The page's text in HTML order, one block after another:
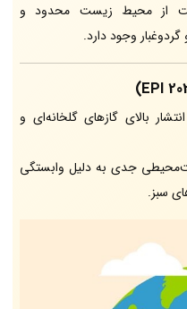
از محیط زیست محدود و
وجود دارد.
به دلیل انتشار بالای گازهای گلخانه‌ای و
جدی به دلیل وابستگی
سبز.